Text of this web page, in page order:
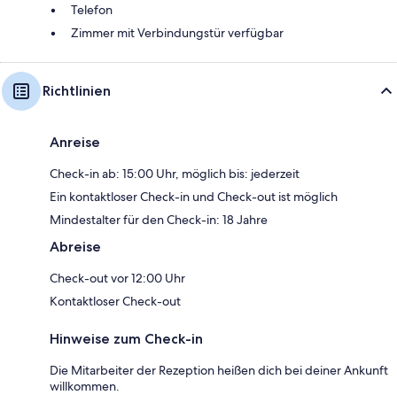
Telefon
Zimmer mit Verbindungstür verfügbar
Richtlinien
Anreise
Check-in ab: 15:00 Uhr, möglich bis: jederzeit
Ein kontaktloser Check-in und Check-out ist möglich
Mindestalter für den Check-in: 18 Jahre
Abreise
Check-out vor 12:00 Uhr
Kontaktloser Check-out
Hinweise zum Check-in
Die Mitarbeiter der Rezeption heißen dich bei deiner Ankunft
willkommen.